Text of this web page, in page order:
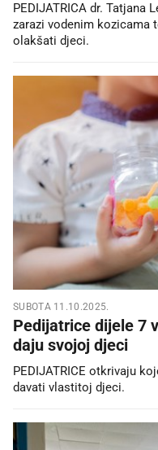
PEDIJATRICA dr. Tatjana
zarazi vodenim kozicama
olakšati djeci.
SUBOTA 11.10.2025.
Pedijatrice dijele 7
daju svojoj djeci
PEDIJATRICE otkrivaju
davati vlastitoj djeci.